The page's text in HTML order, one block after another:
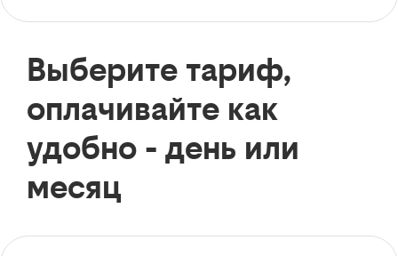
Выберите тариф,
оплачивайте как
удобно - день или
месяц